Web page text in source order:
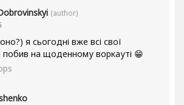
(author)
я сьогодні вже всі свої
побив на щоденному воркауті 😁